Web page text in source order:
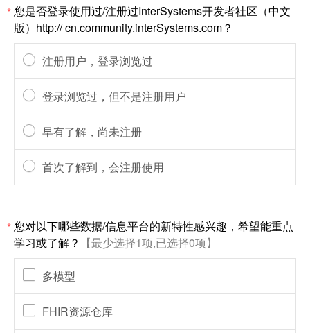
*您是否登录使用过/注册过InterSystems开发者社区（中文
版）http:// cn.community.interSystems.com？
注册用户，登录浏览过
登录浏览过，但不是注册用户
早有了解，尚未注册
首次了解到，会注册使用
*您对以下哪些数据/信息平台的新特性感兴趣，希望能重点
学习或了解？
【最少选择1项,已选择0项】
多模型
FHIR资源仓库